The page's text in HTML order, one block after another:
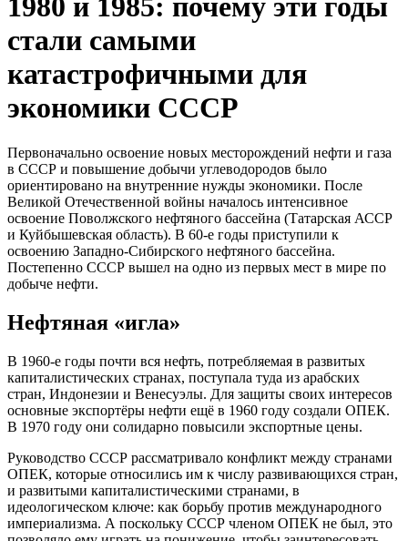
1980 и 1985: почему эти годы
стали самыми
катастрофичными для
экономики СССР
Первоначально освоение новых месторождений нефти и газа
в СССР и повышение добычи углеводородов было
ориентировано на внутренние нужды экономики. После
Великой Отечественной войны началось интенсивное
освоение Поволжского нефтяного бассейна (Татарская АССР
и Куйбышевская область). В 60-е годы приступили к
освоению Западно-Сибирского нефтяного бассейна.
Постепенно СССР вышел на одно из первых мест в мире по
добыче нефти.
Нефтяная «игла»
В 1960-е годы почти вся нефть, потребляемая в развитых
капиталистических странах, поступала туда из арабских
стран, Индонезии и Венесуэлы. Для защиты своих интересов
основные экспортёры нефти ещё в 1960 году создали ОПЕК.
В 1970 году они солидарно повысили экспортные цены.
Руководство СССР рассматривало конфликт между странами
ОПЕК, которые относились им к числу развивающихся стран,
и развитыми капиталистическими странами, в
идеологическом ключе: как борьбу против международного
империализма. А поскольку СССР членом ОПЕК не был, это